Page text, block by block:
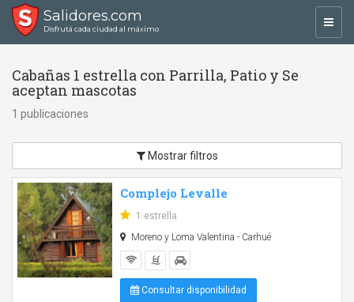
Salidores.com
Disfrutá cada ciudad al máximo
Cabañas 1 estrella con Parrilla, Patio y Se
aceptan mascotas
1 publicaciones
Mostrar filtros
Complejo Levalle
1 estrella
Moreno y Loma Valentina - Carhué
Consultar disponibilidad